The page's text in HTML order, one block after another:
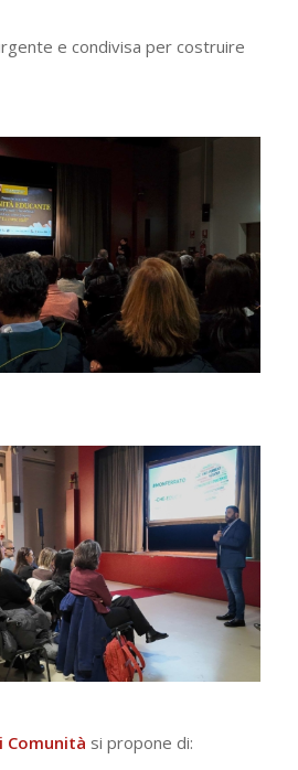
e condivisa per costruire
Comunità si propone di: